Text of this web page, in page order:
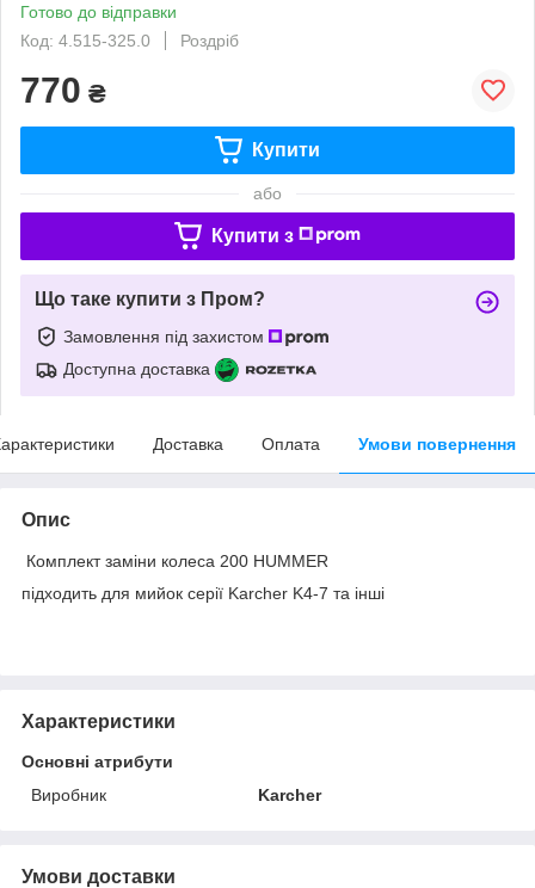
Готово до відправки
Код: 4.515-325.0
Роздріб
770 ₴
Купити
або
Купити з
Що таке купити з Пром?
Замовлення під захистом
Доступна доставка
Доставка Оплата Умови повернення
Опис
Комплект заміни колеса 200 HUMMER
підходить для мийок серії Karcher K4-7 та інші
Характеристики
Основні атрибути
Виробник
Karcher
Умови доставки